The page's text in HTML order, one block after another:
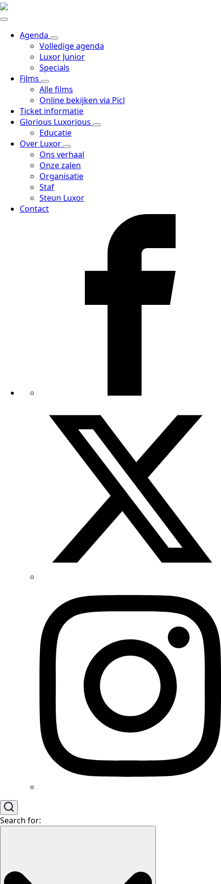
Agenda
Volledige agenda
Luxor Junior
Specials
Films
Alle films
Online bekijken via Picl
Ticket informatie
Glorious Luxorious
Educatie
Over Luxor
Ons verhaal
Onze zalen
Organisatie
Staf
Steun Luxor
Contact
Search for: